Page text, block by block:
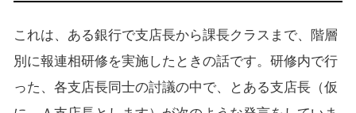
これは、ある銀行で支店長から課長クラスまで、階層
別に報連相研修を実施したときの話です。研修内で行
った、各支店長同士の討議の中で、とある支店長（仮